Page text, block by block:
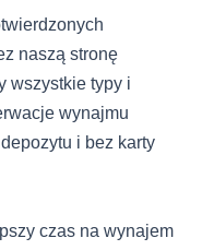
naszą stronę
wszystkie typy i
wynajmu
i bez karty
czas na wynajem